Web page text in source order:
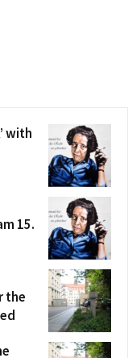
with
15.
the